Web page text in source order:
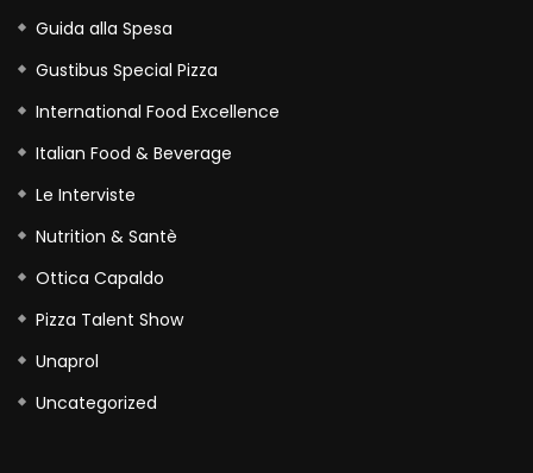
Guida alla Spesa
Gustibus Special Pizza
International Food Excellence
Italian Food & Beverage
Le Interviste
Nutrition & Santè
Ottica Capaldo
Pizza Talent Show
Unaprol
Uncategorized